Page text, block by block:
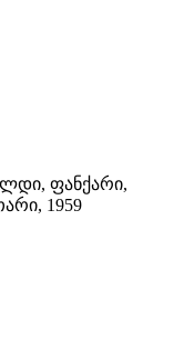
ფანქარი,
1959